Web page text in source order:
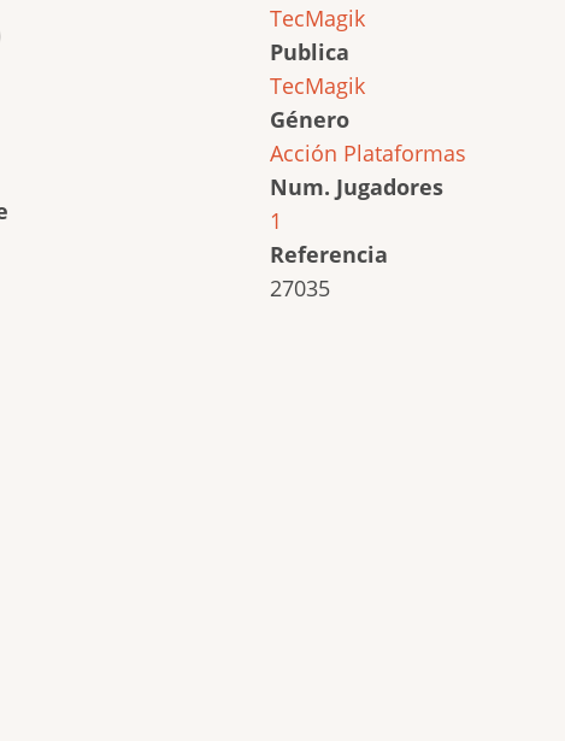
TecMagik
Publica
TecMagik
Género
Acción Plataformas
Num. Jugadores
1
Referencia
27035